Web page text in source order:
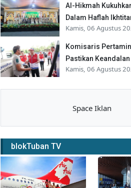
Al-Hikmah
Dalam Haflah
Kamis, 06 Agustus
Komisaris
Pastikan
Kamis, 06 Agustus
Space Iklan
blokTuban TV